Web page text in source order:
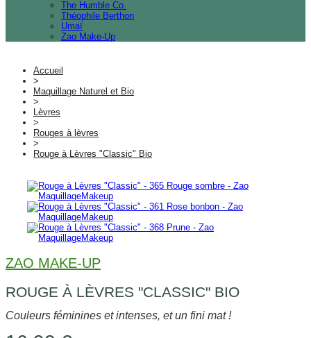
The Humble Co.
Théophile Berthon
Umaï
Zao Make-Up
Accueil
>
Maquillage Naturel et Bio
>
Lèvres
>
Rouges à lèvres
>
Rouge à Lèvres "Classic" Bio
ZAO MAKE-UP
ROUGE À LÈVRES "CLASSIC" BIO
Couleurs féminines et intenses, et un fini mat !